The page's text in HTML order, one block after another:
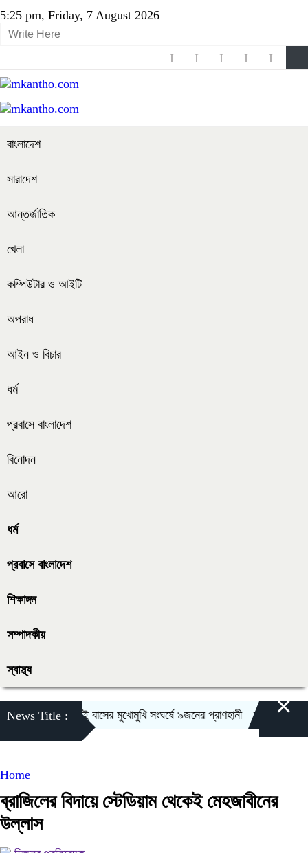
5:25 pm, Friday, 7 August 2026
বাংলাদেশ
সারাদেশ
আন্তর্জাতিক
খেলা
কম্পিউটার ও আইটি
অপরাধ
আইন ও বিচার
ধর্ম
প্রবাসে বাংলাদেশ
বিনোদন
আরো
ধর্ম
প্রবাসে বাংলাদেশ
শিক্ষাঙ্গন
সম্পাদকীয়
স্বাস্থ্য
News Title :
ওসমানীনগরে দুই বাসের মুখোমুখি সংঘর্ষে ৯জনের প্রাণহানী স্কুলে ভর্তিতে
×
Home
ব্রাজিলের বিদায়ে স্টেডিয়াম থেকেই মেহজাবীনের
উল্লাস